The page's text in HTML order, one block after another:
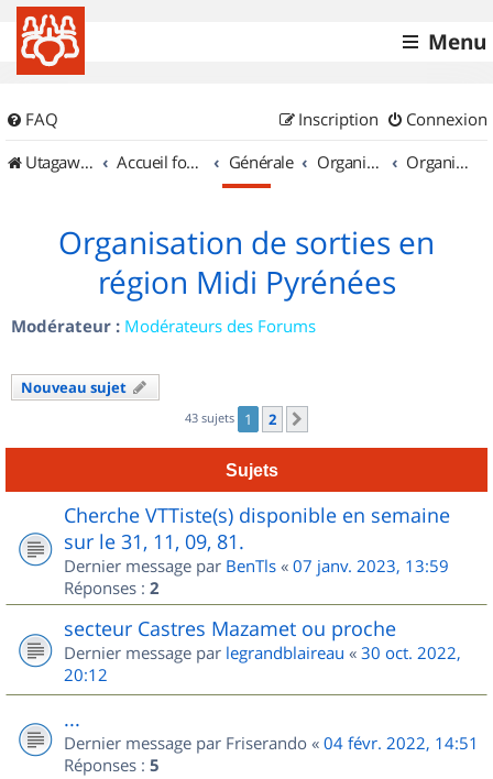
Menu
FAQ Connexion
Inscription
UtagawaVTT (Randos VTT et VTTAE avec traces GPS)
Accueil forum Générale Organisation de sorties & Recherche de partenaires Organisation de sorties en région Midi Pyrénées
Organisation de sorties en
région Midi Pyrénées
Modérateur : Modérateurs des Forums
Nouveau sujet
43 sujets 1 2
Sujets
Cherche VTTiste(s) disponible en semaine
sur le 31, 11, 09, 81.
Dernier message par BenTls « 07 janv. 2023, 13:59
Réponses : 2
secteur Castres Mazamet ou proche
Dernier message par legrandblaireau « 30 oct. 2022,
20:12
...
Dernier message par Friserando « 04 févr. 2022, 14:51
Réponses : 5